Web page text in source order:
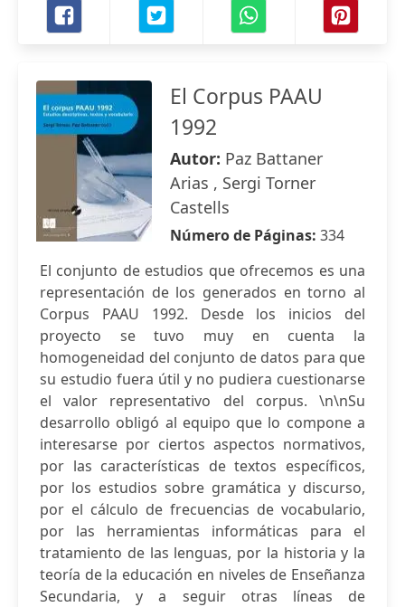
El Corpus PAAU
1992
Autor: Paz Battaner
Arias , Sergi Torner
Castells
Número de Páginas: 334
El conjunto de estudios que ofrecemos es una
representación de los generados en torno al
Corpus PAAU 1992. Desde los inicios del
proyecto se tuvo muy en cuenta la
homogeneidad del conjunto de datos para que
su estudio fuera útil y no pudiera cuestionarse
el valor representativo del corpus. \n\nSu
desarrollo obligó al equipo que lo compone a
interesarse por ciertos aspectos normativos,
por las características de textos específicos,
por los estudios sobre gramática y discurso,
por el cálculo de frecuencias de vocabulario,
por las herramientas informáticas para el
tratamiento de las lenguas, por la historia y la
teoría de la educación en niveles de Enseñanza
Secundaria, y a seguir otras líneas de